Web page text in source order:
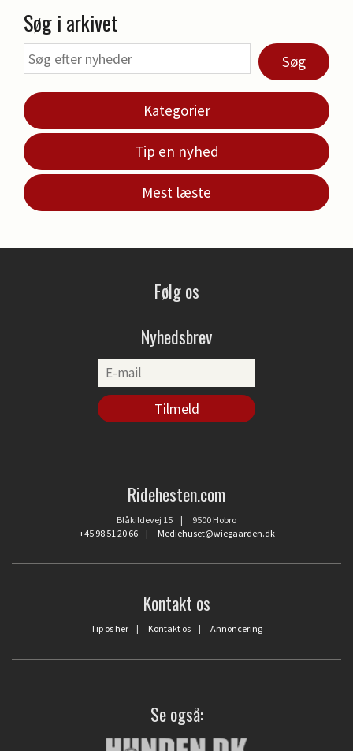
Søg i arkivet
Søg
Kategorier
Tip en nyhed
Mest læste
Følg os
Nyhedsbrev
Ridehesten.com
Blåkildevej 15 | 9500 Hobro
+45 98 51 20 66| Mediehuset@wiegaarden.dk
Kontakt os
Tip os her | Kontakt os | Annoncering
Se også: